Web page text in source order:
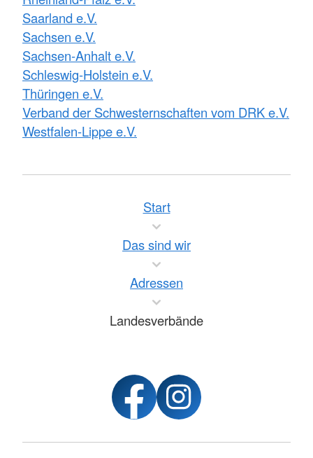
Saarland e.V.
Sachsen e.V.
Sachsen-Anhalt e.V.
Schleswig-Holstein e.V.
Thüringen e.V.
Verband der Schwesternschaften vom DRK e.V.
Westfalen-Lippe e.V.
Start
Das sind wir
Adressen
Landesverbände